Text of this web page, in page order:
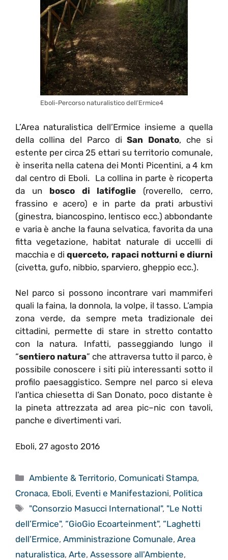
Eboli-Percorso naturalistico dell’Ermice4
L’Area naturalistica dell’Ermice insieme a quella
della collina del Parco di San Donato, che si
estente per circa 25 ettari su territorio comunale,
è inserita nella catena dei Monti Picentini, a 4 km
dal centro di Eboli. La collina in parte è ricoperta
da un bosco di latifoglie (roverello, cerro,
frassino e acero) e in parte da prati arbustivi
(ginestra, biancospino, lentisco ecc.) abbondante
e varia è anche la fauna selvatica, favorita da una
fitta vegetazione, habitat naturale di uccelli di
macchia e diquerceto, rapaci notturni e diurni
(civetta, gufo, nibbio, sparviero, gheppio ecc.).
Nel parco si possono incontrare vari mammiferi
quali la faina, la donnola, la volpe, il tasso. L’ampia
zona verde, da sempre meta tradizionale dei
cittadini, permette di stare in stretto contatto
con la natura. Infatti, passeggiando lungo il
“sentiero natura” che attraversa tutto il parco, è
possibile conoscere i siti più interessanti sotto il
profilo paesaggistico. Sempre nel parco si eleva
l’antica chiesetta di San Donato, poco distante è
la pineta attrezzata ad area pic–nic con tavoli,
panche e divertimenti vari.
Eboli, 27 agosto 2016
Categorie
Ambiente & Territorio, Comunicati Stampa,
Cronaca, Eboli, Eventi e Manifestazioni, Politica
Tag
"Consorzio Masucci International", "Le Notti
dell’Ermice", “GioGio Ecoarteinment", “Laghetti
dell’Ermice, Amministrazione Comunale, Area
naturalistica, Arte, Assessore all'Ambiente,